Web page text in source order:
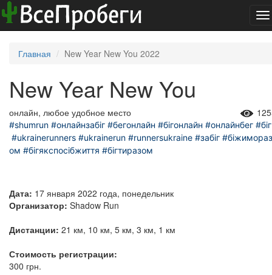
Главная New Year New You 2022
New Year New You
онлайн, любое удобное место
#shumrun #онлайнзабіг #бегонлайн #бігонлайн #онлайнбег #біг
#ukrainerunners #ukrainerun #runnersukraine #забіг #біжимораз
ом #бігякспосібжиття #бігтиразом
Дата: 17 января 2022 года, понедельник
Организатор: Shadow Run
Дистанции: 21 км, 10 км, 5 км, 3 км, 1 км
Стоимость регистрации:
300 грн.